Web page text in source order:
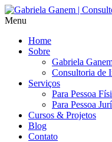
Menu
Home
Sobre
Gabriela
Consultoria de
Serviços
Para Pessoa
Para Pessoa
Cursos & Projetos
Blog
Contato